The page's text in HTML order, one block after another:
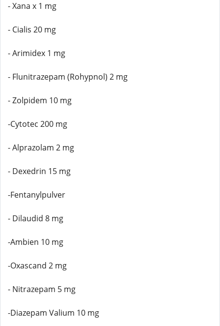
- Xana x 1 mg
- Cialis 20 mg
- Arimidex 1 mg
- Flunitrazepam (Rohypnol) 2 mg
- Zolpidem 10 mg
-Cytotec 200 mg
- Alprazolam 2 mg
- Dexedrin 15 mg
-Fentanylpulver
- Dilaudid 8 mg
-Ambien 10 mg
-Oxascand 2 mg
- Nitrazepam 5 mg
-Diazepam Valium 10 mg